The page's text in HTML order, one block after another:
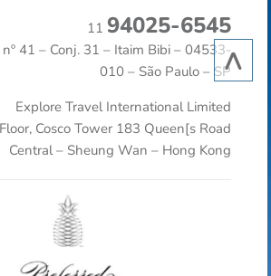
^
11 94025-6545
nº 41 – Conj. 31 – Itaim Bibi – 04533-
010 – São Paulo – SP
Explore Travel International Limited
Cosco Tower 183 Queen[s Road
Central – Sheung Wan – Hong Kong